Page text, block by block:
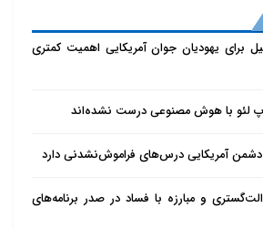
برای یهودیان جوان آمریکایی اهمیت کمتری
لئو با هوش مصنوعی درست نشده‌اند
دشمن آمریکایی درس‌های فراموش‌نشدنی دارد
و مبارزه با فساد در صدر برنامه‌های